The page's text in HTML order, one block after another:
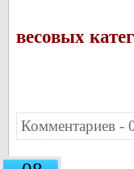
весовых
Комментариев -